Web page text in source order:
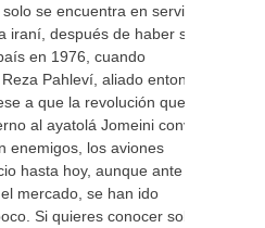
se encuentra en servicio
iraní, después de haber sido
en 1976, cuando
Pahleví, aliado entonces
a que la revolución que
al ayatolá Jomeini convirtió
enemigos, los aviones
hasta hoy, aunque ante la
mercado, se han ido
Si quieres conocer sobre